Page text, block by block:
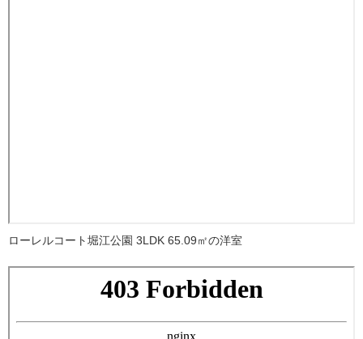
ローレルコート堀江公園 3LDK 65.09㎡の洋室